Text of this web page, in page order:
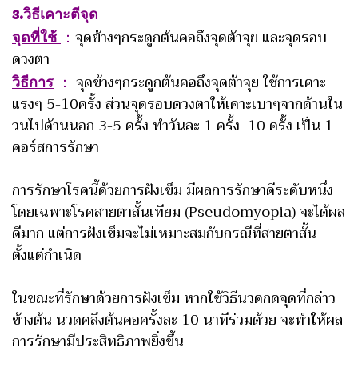
3.วิธีเคาะตีจุด
จุดที่ใช้ ： จุดข้างๆกระดูกต้นคอถึงจุดต้าจุย และจุดรอบ
ดวงตา
วิธีการ ： จุดข้างๆกระดูกต้นคอถึงจุดต้าจุย ใช้การเคาะ
แรงๆ 5-10ครั้ง ส่วนจุดรอบดวงตาให้เคาะเบาๆจากด้านใน
วนไปด้านนอก 3-5 ครั้ง ทำวันละ 1 ครั้ง 10 ครั้ง เป็น 1
คอร์สการรักษา
การรักษาโรคนี้ด้วยการฝังเข็ม มีผลการรักษาดีระดับหนึ่ง
โดยเฉพาะโรคสายตาสั้นเทียม (Pseudomyopia) จะได้ผล
ดีมาก แต่การฝังเข็มจะไม่เหมาะสมกับกรณีที่สายตาสั้น
ตั้งแต่กำเนิด
ในขณะที่รักษาด้วยการฝังเข็ม หากใช้วิธีนวดกดจุดที่กล่าว
ข้างต้น นวดคลึงต้นคอครั้งละ 10 นาทีร่วมด้วย จะทำให้ผล
การรักษามีประสิทธิภาพยิ่งขึ้น